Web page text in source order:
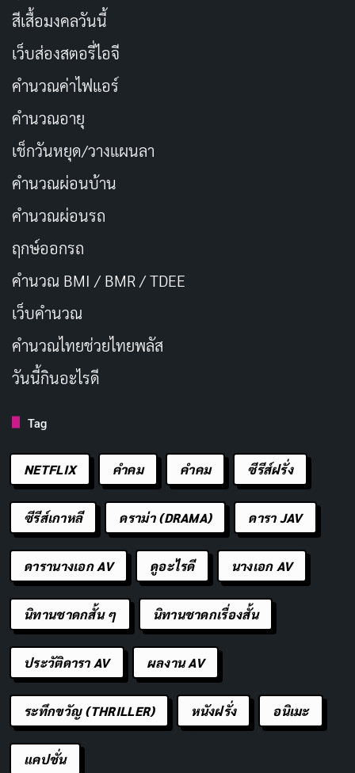
สีเสื้อมงคลวันนี้
เว็บส่องสตอรี่ไอจี
คำนวณค่าไฟแอร์
คำนวณอายุ
เช็กวันหยุด/วางแผนลา
คำนวณผ่อนบ้าน
คำนวณผ่อนรถ
ฤกษ์ออกรถ
คำนวณ BMI / BMR / TDEE
เว็บคํานวณ
คํานวณไทยช่วยไทยพลัส
วันนี้กินอะไรดี
Tag
NETFLIX คำคม คําคม ซีรีส์ฝรั่ง
ซีรีส์เกาหลี ดราม่า (DRAMA) ดารา JAV
ดารานางเอก AV ดูอะไรดี นางเอก AV
นิทานชาดกสั้น ๆ นิทานชาดกเรื่องสั้น
ประวัติดารา AV ผลงาน AV
ระทึกขวัญ (THRILLER) หนังฝรั่ง อนิเมะ
แคปชั่น